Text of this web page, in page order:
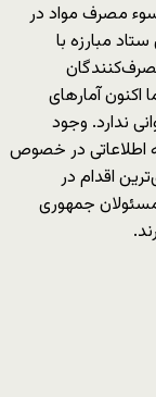
مصرف مواد در
مبارزه با
شمار مصرف‌کنندگان
اما اکنون آمارهای
ندارد. وجود
اطلاعاتی در خصوص
اقدام در
جمهوری